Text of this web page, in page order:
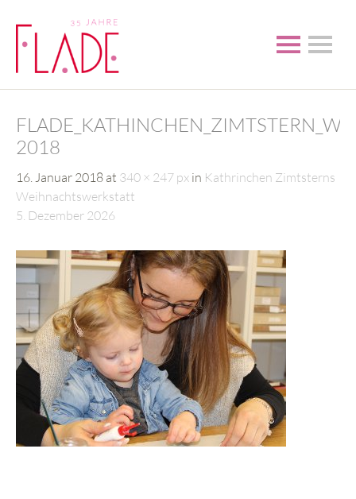
2018
16. Januar 2018 at 340 × 247 px in Kathrinchen Zimtsterns
Weihnachtswerkstatt
5. Dezember 2026